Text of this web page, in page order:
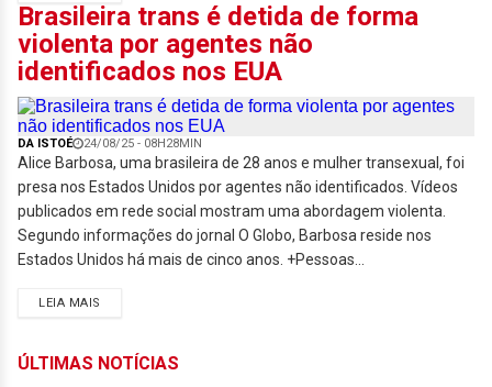
Brasileira trans é detida de forma
violenta por agentes não
identificados nos EUA
DA ISTOÉ 24/08/25 - 08H28MIN
Alice Barbosa, uma brasileira de 28 anos e mulher transexual, foi
presa nos Estados Unidos por agentes não identificados. Vídeos
publicados em rede social mostram uma abordagem violenta.
Segundo informações do jornal O Globo, Barbosa reside nos
Estados Unidos há mais de cinco anos. +Pessoas...
LEIA MAIS